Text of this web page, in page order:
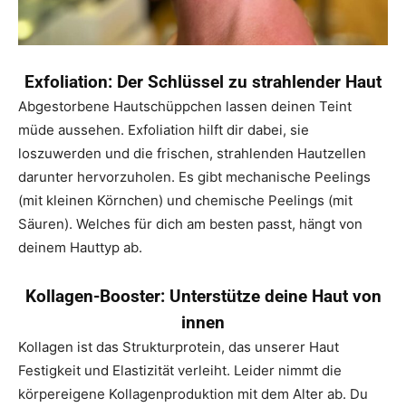
Exfoliation: Der Schlüssel zu strahlender Haut
Abgestorbene Hautschüppchen lassen deinen Teint
müde aussehen. Exfoliation hilft dir dabei, sie
loszuwerden und die frischen, strahlenden Hautzellen
darunter hervorzuholen. Es gibt mechanische Peelings
(mit kleinen Körnchen) und chemische Peelings (mit
Säuren). Welches für dich am besten passt, hängt von
deinem Hauttyp ab.
Kollagen-Booster: Unterstütze deine Haut von
innen
Kollagen ist das Strukturprotein, das unserer Haut
Festigkeit und Elastizität verleiht. Leider nimmt die
körpereigene Kollagenproduktion mit dem Alter ab. Du